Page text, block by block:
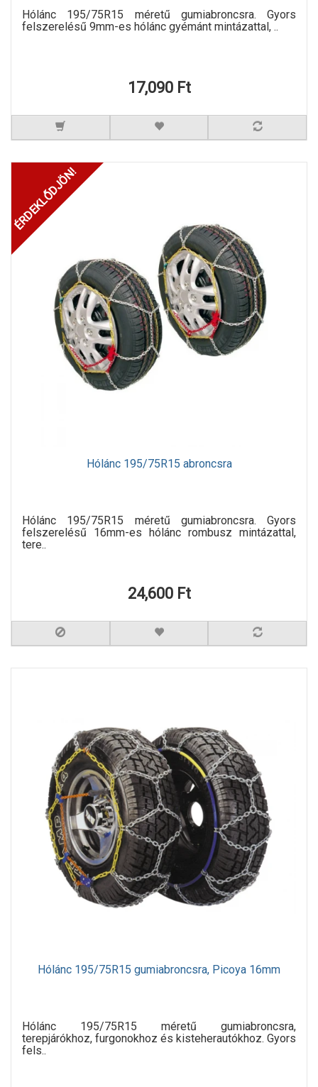
Hólánc 195/75R15 méretű gumiabroncsra. Gyors
felszerelésű 9mm-es hólánc gyémánt mintázattal, ..
17,090 Ft
ÉRDEKLŐDJÖN!
Hólánc 195/75R15 abroncsra
Hólánc 195/75R15 méretű gumiabroncsra. Gyors
felszerelésű 16mm-es hólánc rombusz mintázattal,
tere..
24,600 Ft
Hólánc 195/75R15 gumiabroncsra, Picoya 16mm
Hólánc 195/75R15 méretű gumiabroncsra,
terepjárókhoz, furgonokhoz és kisteherautókhoz. Gyors
fels..